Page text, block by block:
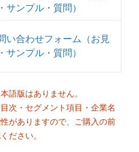
サンプル・質問）
い合わせフォーム（お見
サンプル・質問）
語版はありません。
次・セグメント項目・企業名
がありますので、ご購入の前
ださい。